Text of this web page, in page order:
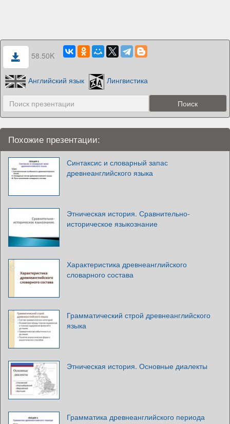
58.50K
Английский язык Лингвистика
Похожие презентации:
Синтаксис и словарный запас
древнеанглийского языка
Этническая история. Сравнительно-
историческое языкознание
Характеристика древнеанглийского
словарного состава
Грамматический строй древнеанглийского
языка
Этническая история. Основные диалекты
Грамматика древнеанглийского периода